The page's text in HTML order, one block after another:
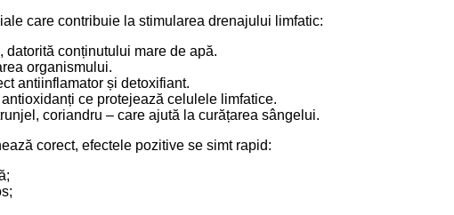
care contribuie la stimularea drenajului limfatic:
, datorită conținutului mare de apă.
organismului.
antiinflamator și detoxifiant.
ce protejează celulele limfatice.
coriandru – care ajută la curățarea sângelui.
corect, efectele pozitive se simt rapid: